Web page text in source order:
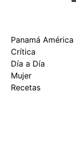
Panamá América
Crítica
Día a Día
Mujer
Recetas